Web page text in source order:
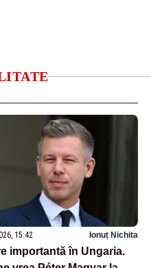
15:42 Ionuț Nichita
importantă în Ungaria.